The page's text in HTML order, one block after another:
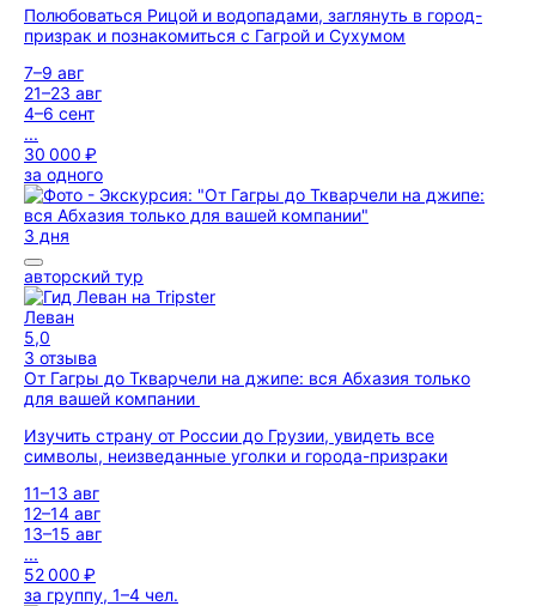
Полюбоваться Рицой и водопадами, заглянуть в город-
призрак и познакомиться с Гагрой и Сухумом
7–9 авг
21–23 авг
4–6 сент
...
30 000 ₽
за одного
3 дня
авторский тур
Леван
5,0
3 отзыва
От Гагры до Ткварчели на джипе: вся Абхазия только
для вашей компании
Изучить страну от России до Грузии, увидеть все
символы, неизведанные уголки и города-призраки
11–13 авг
12–14 авг
13–15 авг
...
52 000 ₽
за группу, 1–4 чел.